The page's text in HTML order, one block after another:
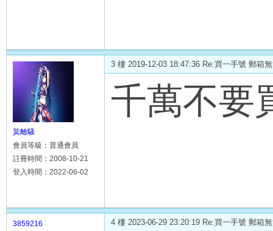
莫離騷
會員等級：普通會員
註冊時間：2008-10-21
登入時間：2022-06-02
3 樓 2019-12-03 18:47:36 Re:買一手號 郵箱
千萬不要
3859216
4 樓 2023-06-29 23:20:19 Re:買一手號 郵箱